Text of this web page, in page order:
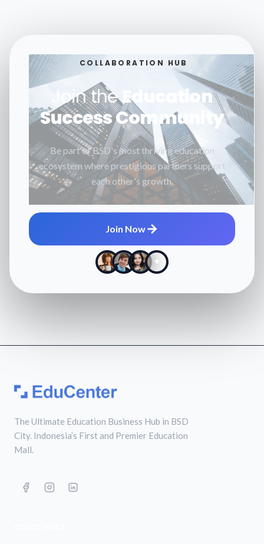
COLLABORATION HUB
Join theEducation
Success Community
Be part of BSD's most thriving education
ecosystem where prestigious partners support
each other's growth.
Join Now
+
The Ultimate Education Business Hub in BSD
City. Indonesia’s First and Premier Education
Mall.